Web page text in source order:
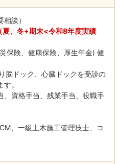
談）
夏、冬+期末<令和8年度実績
保険、健康保険、厚生年金) 健
ドック、心臓ドックを受診の
。
、資格手当、残業手当、役職手
、一級土木施工管理技士、コ